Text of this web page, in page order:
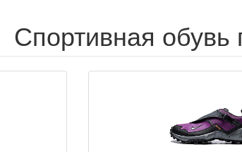
Спортивная обувь